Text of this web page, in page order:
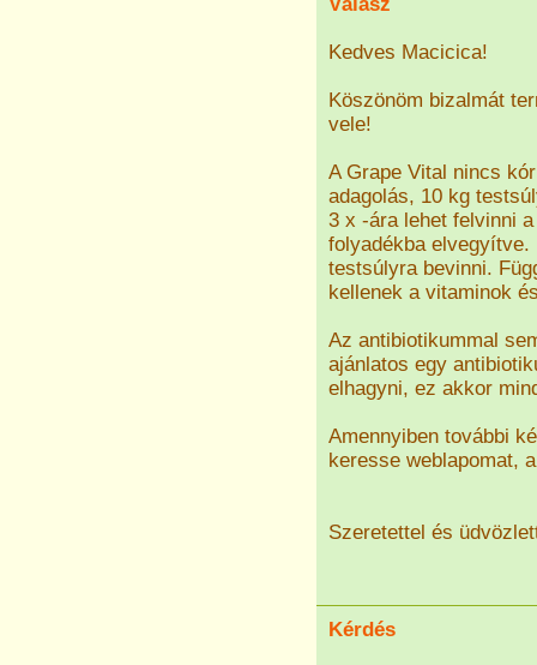
Kedves Macicica!
Köszönöm bizalmát
vele!
A Grape Vital nincs
adagolás, 10 kg
3 x -ára lehet felvinni
folyadékba elvegyítve.
testsúlyra bevinni.
kellenek a vitaminok
Az antibiotikummal
ajánlatos egy
elhagyni, ez akkor
Amennyiben további
keresse weblapomat,
Szeretettel és
Kérdés